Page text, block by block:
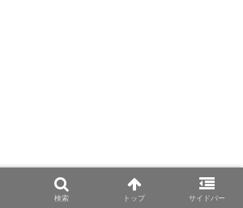
検索 トップ サイドバー